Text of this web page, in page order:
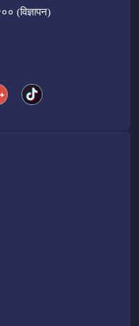
(विज्ञापन)